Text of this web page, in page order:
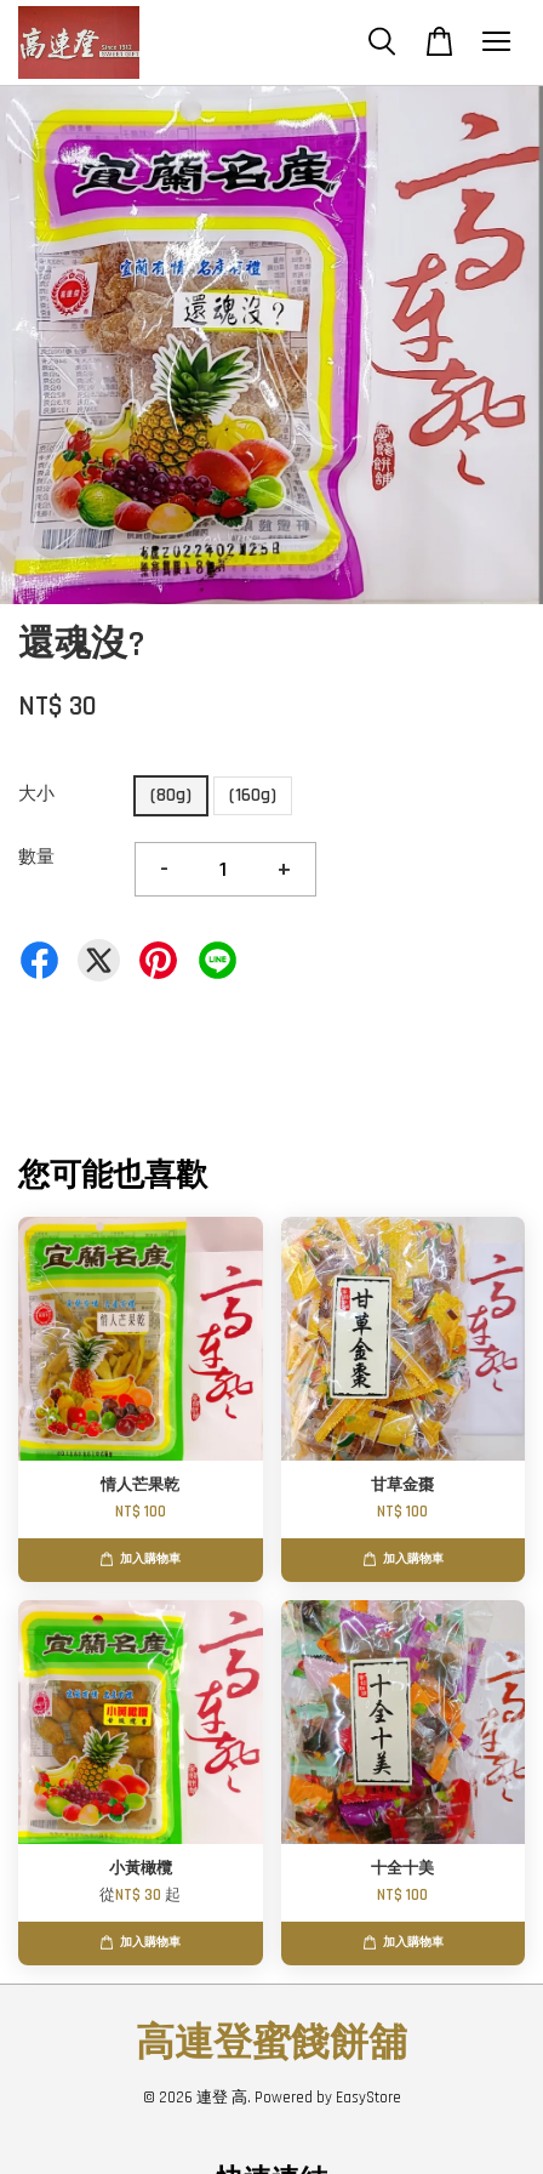
還魂沒?
NT$ 30
大小 (80g) (160g)
數量 - +
您可能也喜歡
情人芒果乾
NT$ 100
加入購物車
甘草金棗
NT$ 100
加入購物車
小黃橄欖
從NT$ 30 起
加入購物車
十全十美
NT$ 100
加入購物車
高連登蜜餞餅舖
© 2026 連登 高. Powered by EasyStore